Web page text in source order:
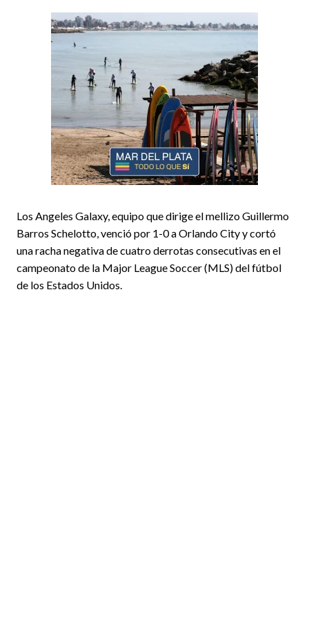
Los Angeles Galaxy, equipo que dirige el mellizo Guillermo
Barros Schelotto, venció por 1-0 a Orlando City y cortó
una racha negativa de cuatro derrotas consecutivas en el
campeonato de la Major League Soccer (MLS) del fútbol
de los Estados Unidos.